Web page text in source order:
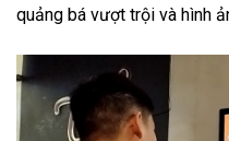
quảng bá vượt trội và hình